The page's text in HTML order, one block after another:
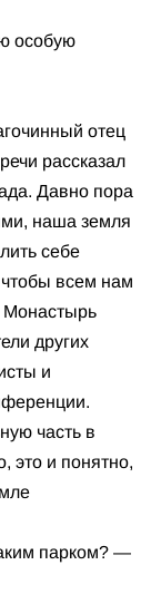
особую
отец
рассказал
Давно пора
наша земля
себе
чтобы всем нам
Монастырь
других
и
часть в
это и понятно,
парком? —